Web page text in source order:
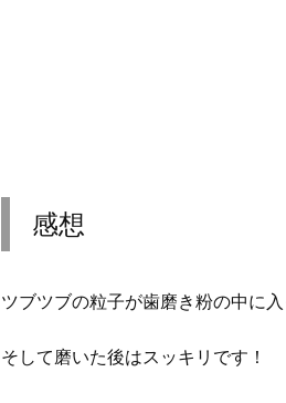
感想
ツブツブの粒子が歯磨き粉の中に入
そして磨いた後はスッキリです！